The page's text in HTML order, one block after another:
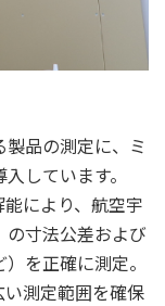
品の測定に、ミ
しています。
により、航空宇
寸法公差および
を正確に測定。
測定範囲を確保